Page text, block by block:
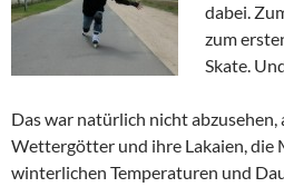
dabei.
zum
Skate.
Das war natürlich nicht abzusehen,
Wettergötter und ihre Lakaien, die
winterlichen Temperaturen und